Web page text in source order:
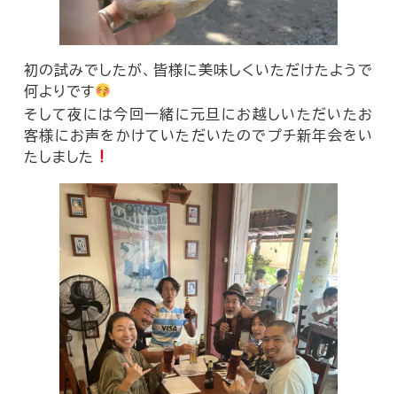
初の試みでしたが、皆様に美味しくいただけたようで
何よりです
そして夜には今回一緒に元旦にお越しいただいたお
客様にお声をかけていただいたのでプチ新年会をい
たしました